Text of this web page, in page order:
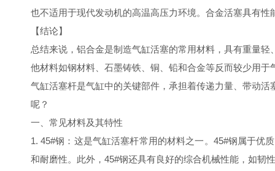
也不适用于现代发动机的高温高压力环境。合金活塞具有
【结论】
总结来说，铝合金是制造气缸活塞的常用材料，具有重量
他材料如钢材料、石墨铸铁、铜、铅和合金等反而较少用于
气缸活塞杆是气缸中的关键部件，承担着传递力量、带动
呢？
一、常见材料及其特性
1. 45#钢：这是气缸活塞杆常用的材料之一。45#钢属于优
和耐磨性。此外，45#钢还具有良好的综合机械性能，如韧